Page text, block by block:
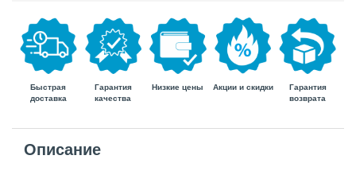
Быстрая
доставка
Гарантия
качества
Низкие цены Акции и скидки
Гарантия
возврата
Описание